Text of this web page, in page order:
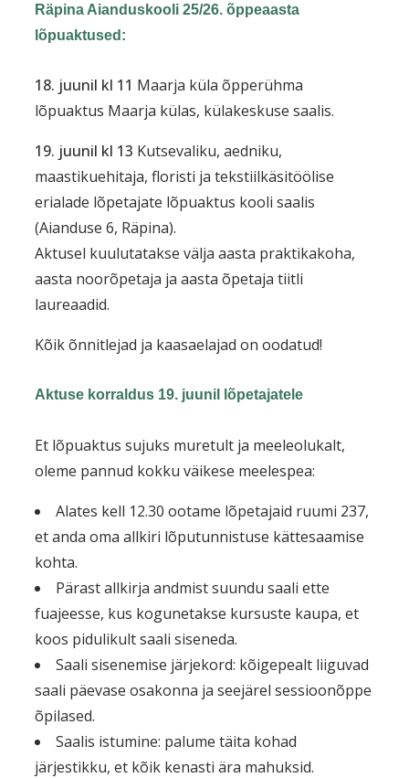
Räpina Aianduskooli 25/26. õppeaasta
lõpuaktused:
18. juunil kl 11 Maarja küla õpperühma
lõpuaktus Maarja külas, külakeskuse saalis.
19. juunil kl 13 Kutsevaliku, aedniku,
maastikuehitaja, floristi ja tekstiilkäsitöölise
erialade lõpetajate lõpuaktus kooli saalis
(Aianduse 6, Räpina).
Aktusel kuulutatakse välja aasta praktikakoha,
aasta noorõpetaja ja aasta õpetaja tiitli
laureaadid.
Kõik õnnitlejad ja kaasaelajad on oodatud!
Aktuse korraldus 19. juunil lõpetajatele
Et lõpuaktus sujuks muretult ja meeleolukalt,
oleme pannud kokku väikese meelespea:
Alates kell 12.30 ootame lõpetajaid ruumi 237,
et anda oma allkiri lõputunnistuse kättesaamise
kohta.
Pärast allkirja andmist suundu saali ette
fuajeesse, kus kogunetakse kursuste kaupa, et
koos pidulikult saali siseneda.
Saali sisenemise järjekord: kõigepealt liiguvad
saali päevase osakonna ja seejärel sessioonõppe
õpilased.
Saalis istumine: palume täita kohad
järjestikku, et kõik kenasti ära mahuksid.